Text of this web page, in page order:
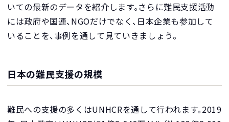
いての最新のデータを紹介します。さらに難民支援活動
には政府や国連、NGOだけでなく、日本企業も参加して
いることを、事例を通して見ていきましょう。
日本の難民支援の規模
難民への支援の多くはUNHCRを通して行われます。2019